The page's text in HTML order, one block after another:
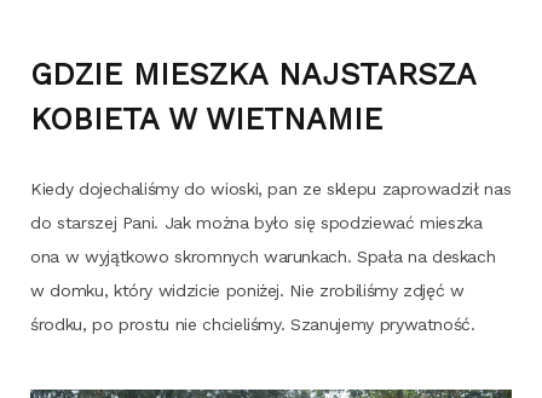
GDZIE MIESZKA NAJSTARSZA
KOBIETA W WIETNAMIE
Kie­dy doje­cha­li­śmy do wio­ski, pan ze skle­pu zapro­wa­dził nas
do star­szej Pani. Jak moż­na było się spo­dzie­wać miesz­ka
ona w wyjąt­ko­wo skrom­nych warun­kach. Spa­ła na deskach
w dom­ku, któ­ry widzi­cie poni­żej. Nie zro­bi­li­śmy zdjęć w
środ­ku, po pro­stu nie chcie­li­śmy. Sza­nu­je­my prywatność.